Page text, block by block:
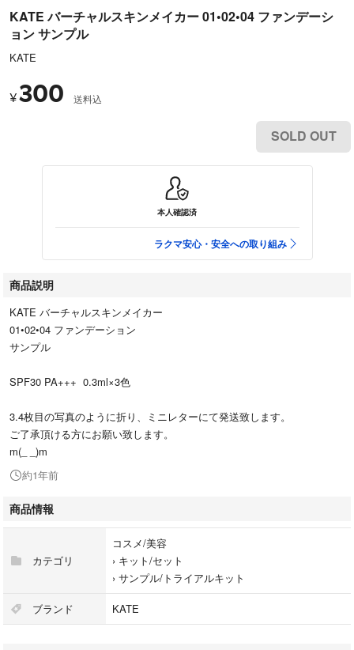
KATE バーチャルスキンメイカー 01•02•04 ファンデーシ
ョン サンプル
KATE
¥300 送料込
SOLD OUT
本人確認済
ラクマ安心・安全への取り組み
商品説明
KATE バーチャルスキンメイカー
01•02•04 ファンデーション
サンプル
SPF30 PA+++ 0.3ml×3色
3.4枚目の写真のように折り、ミニレターにて発送致します。
ご了承頂ける方にお願い致します。
m(_ _)m
約1年前
商品情報
カテゴリ
コスメ/美容
› キット/セット
› サンプル/トライアルキット
ブランド KATE